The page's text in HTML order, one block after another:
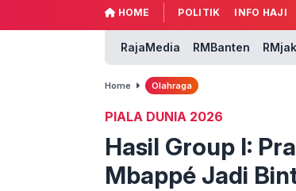
HOME POLITIK INFO HAJI
RajaMedia RMBanten
Home Olahraga
PIALA DUNIA 2026
Hasil Group I:
Mbappé Jadi